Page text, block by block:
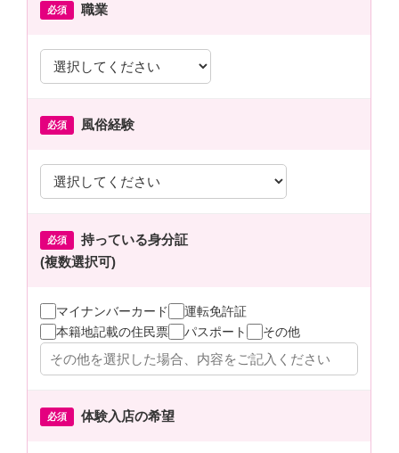
必須 職業
必須 風俗経験
必須
持っている身分証
(複数選択可)
マイナンバーカード
運転免許証
本籍地記載の住民票
パスポート その他
必須 体験入店の希望